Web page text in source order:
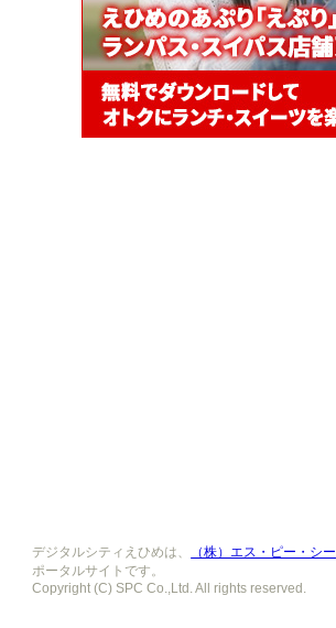
デジタルシティえひめは、 （株）エス・ピー・シー
ポータルサイトです。
Copyright (C) SPC Co.,Ltd. All rights reserved.